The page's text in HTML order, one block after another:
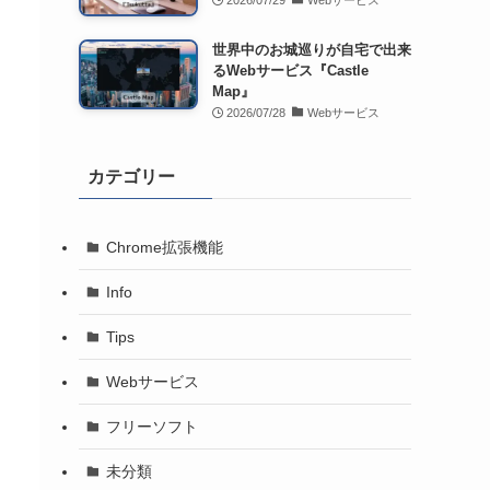
世界中のお城巡りが自宅で出来
るWebサービス『Castle
Map』
2026/07/28 Webサービス
カテゴリー
Chrome拡張機能
Info
Tips
Webサービス
フリーソフト
未分類